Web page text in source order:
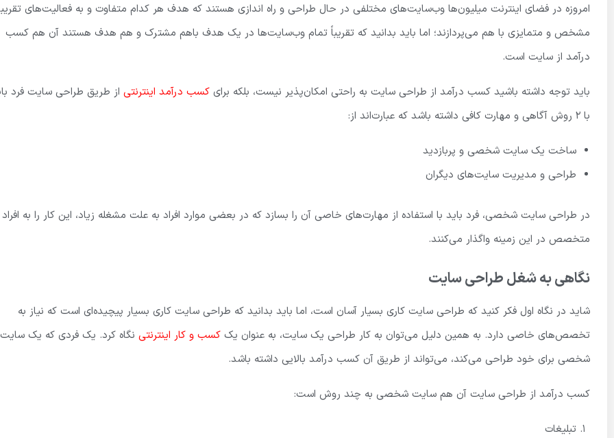
امروزه در فضای اینترنت میلیون‌ها وب‌سایت‌های مختلفی در حال طراحی و راه اندازی هستند که هدف هر کدام متفاوت و به فعالیت‌های
مشخص و متمایزی با هم می‌پردازند؛ اما باید بدانید که تقریباً تمام وب‌سایت‌ها در یک هدف باهم مشترک و هم هدف هستند آن هم کسب
درآمد از سایت است.
باید توجه داشته باشید کسب درآمد از طراحی سایت به راحتی امکان‌پذیر نیست، بلکه برای کسب درآمد اینترنتی از طریق طراحی سایت فرد
با ۲ روش آگاهی و مهارت کافی داشته باشد که عبارت‌اند از:
ساخت یک سایت شخصی و پربازدید
طراحی و مدیریت سایت‌های دیگران
در طراحی سایت شخصی، فرد باید با استفاده از مهارت‌های خاصی آن را بسازد که در بعضی موارد افراد به علت مشغله زیاد، این کار را به افراد
متخصص در این زمینه واگذار می‌کنند.
نگاهی به شغل طراحی سایت
شاید در نگاه اول فکر کنید که طراحی سایت کاری بسیار آسان است، اما باید بدانید که طراحی سایت کاری بسیار پیچیده‌ای است که نیاز به
تخصص‌های خاصی دارد. به همین دلیل می‌توان به کار طراحی یک سایت، به عنوان یک کسب و کار اینترنتی نگاه کرد. یک فردی که یک سایت
شخصی برای خود طراحی می‌کند، می‌تواند از طریق آن کسب درآمد بالایی داشته باشد.
کسب درآمد از طراحی سایت آن هم سایت شخصی به چند روش است:
تبلیغات